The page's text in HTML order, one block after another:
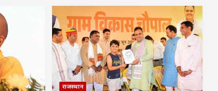
राजस्थान